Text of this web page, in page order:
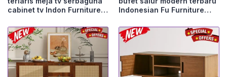
cabinet tv Indon Furniture
Indonesian Fu Furniture